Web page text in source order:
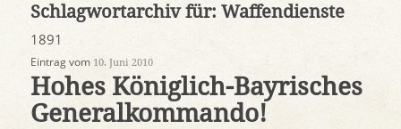
Schlagwortarchiv für: Waffendienste
1891
Eintrag vom 10. Juni 2010
Hohes Königlich-Bayrisches
Generalkommando!